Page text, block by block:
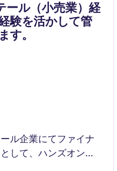
ル（小売業）経
験を活かして管
す。
ル企業にてファイナ
して、ハンズオンで